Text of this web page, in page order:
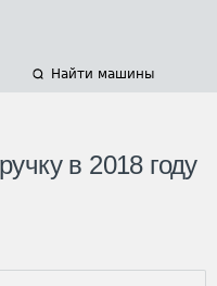
Найти машины
в 2018 году